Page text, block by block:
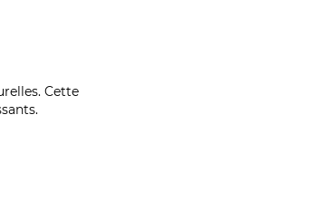
Cette